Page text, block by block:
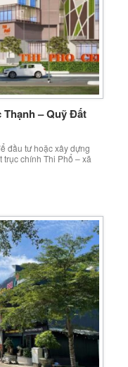
– Quỹ Đất
đầu tư hoặc xây dựng
chính Thi Phổ – xã